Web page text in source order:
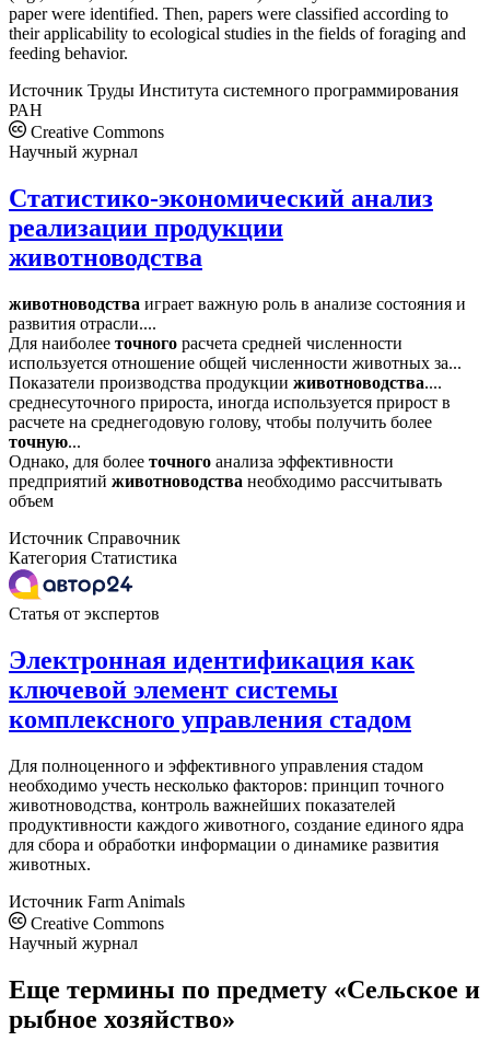
paper were identified. Then, papers were classified according to
their applicability to ecological studies in the fields of foraging and
feeding behavior.
Источник Труды Института системного программирования
РАН
Creative Commons
Научный журнал
Статистико-экономический анализ
реализации продукции
животноводства
животноводства играет важную роль в анализе состояния и
развития отрасли....
Для наиболее точного расчета средней численности
используется отношение общей численности животных за...
Показатели производства продукции животноводства....
среднесуточного прироста, иногда используется прирост в
расчете на среднегодовую голову, чтобы получить более
точную...
Однако, для более точного анализа эффективности
предприятий животноводства необходимо рассчитывать
объем
Источник Справочник
Категория Статистика
Статья от экспертов
Электронная идентификация как
ключевой элемент системы
комплексного управления стадом
Для полноценного и эффективного управления стадом
необходимо учесть несколько факторов: принцип точного
животноводства, контроль важнейших показателей
продуктивности каждого животного, создание единого ядра
для сбора и обработки информации о динамике развития
животных.
Источник Farm Animals
Creative Commons
Научный журнал
Еще термины по предмету «Сельское и
рыбное хозяйство»